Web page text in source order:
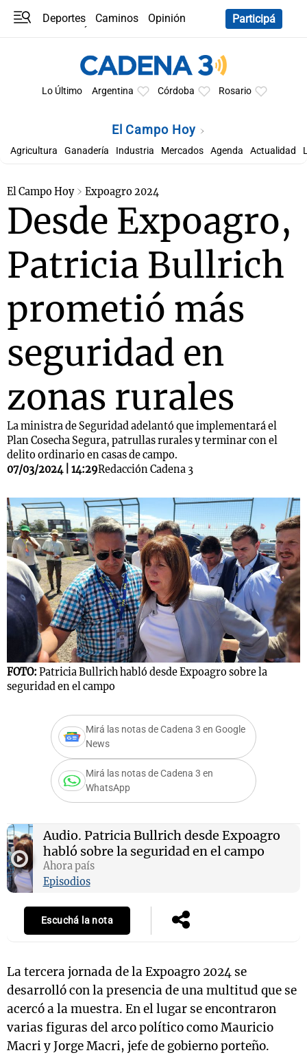
Deportes Caminos
Opinión
Participá
Lo Último Argentina Córdoba Rosario
El Campo Hoy
Agricultura Ganadería Industria Mercados Agenda Actualidad
El Campo Hoy Expoagro 2024
Desde Expoagro,
Patricia Bullrich
prometió más
seguridad en
zonas rurales
La ministra de Seguridad adelantó que implementará el
Plan Cosecha Segura, patrullas rurales y terminar con el
delito ordinario en casas de campo.
07/03/2024 | 14:29Redacción Cadena 3
FOTO: Patricia Bullrich habló desde Expoagro sobre la
seguridad en el campo
Mirá las notas de Cadena 3 en Google
News
Mirá las notas de Cadena 3 en
WhatsApp
Audio. Patricia Bullrich desde Expoagro
habló sobre la seguridad en el campo
Ahora país
Episodios
Escuchá la nota
La tercera jornada de la Expoagro 2024 se
desarrolló con la presencia de una multitud que se
acercó a la muestra. En el lugar se encontraron
varias figuras del arco político como Mauricio
Macri y Jorge Macri, jefe de gobierno porteño.
Notas
Mundial 2026
Notas
Cadena 3